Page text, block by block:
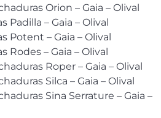
Orion – Gaia – Olival
Padilla – Gaia – Olival
Potent – Gaia – Olival
Rodes – Gaia – Olival
Roper – Gaia – Olival
Silca – Gaia – Olival
Sina Serrature – Gaia –